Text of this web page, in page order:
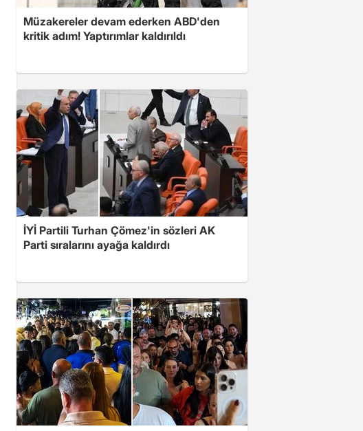
Müzakereler devam ederken ABD'den
kritik adım! Yaptırımlar kaldırıldı
İYİ Partili Turhan Çömez'in sözleri AK
Parti sıralarını ayağa kaldırdı